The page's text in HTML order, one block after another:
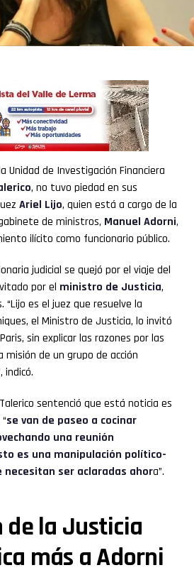
Unidad de Investigación Financiera
, no tuvo piedad en sus
Ariel Lijo, quien está a cargo de la
de ministros, Manuel Adorni,
ilícito como funcionario público.
judicial se quejó por el viaje del
por el ministro de Justicia,
es el juez que resuelve la
el Ministro de Justicia, lo invitó
sin explicar las razones por las
misión de un grupo de acción
indicó.
sentenció que está noticia es
se van de paseo a cocinar
una reunión
es una manipulación político-
necesitan ser aclaradas ahora”.
de la Justicia
más a Adorni